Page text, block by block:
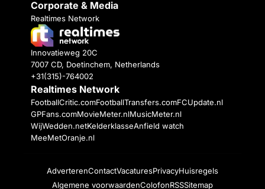
Corporate & Media
Realtimes Network
Innovatieweg 20C
7007 CD, Doetinchem, Netherlands
+31(315)-764002
Realtimes Network
FootballCritic.comFootballTransfers.comFCUpdate.nl
GPFans.comMovieMeter.nlMusicMeter.nl
WijWedden.netKelderklasseAnfield watch
MeeMetOranje.nl
AdverterenContactVacaturesPrivacyHuisregels
Algemene voorwaardenColofonRSSSitemap